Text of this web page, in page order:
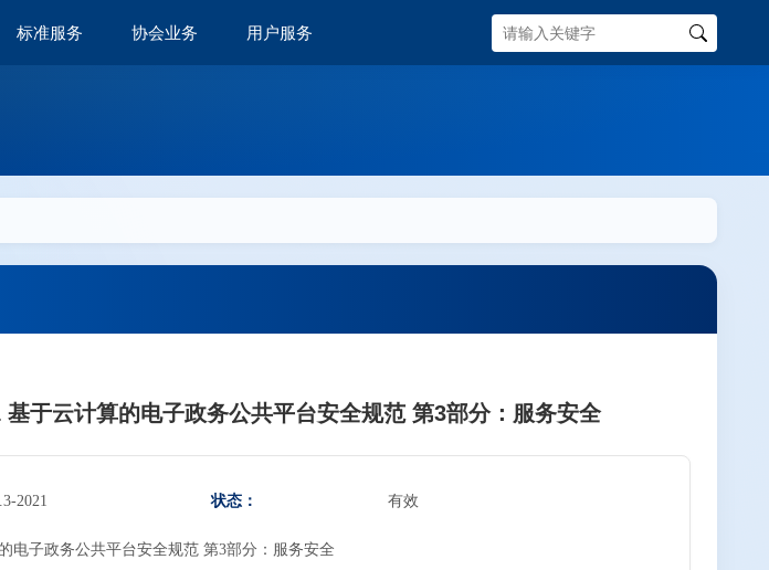
标准服务 协会业务 用户服务
于云计算的电子政务公共平台安全规范 第3部分：服务安全
2021 状态： 有效
电子政务公共平台安全规范 第3部分：服务安全